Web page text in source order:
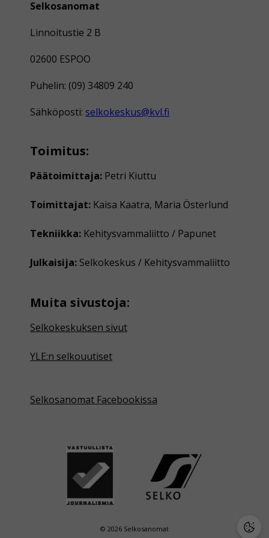
Selkosanomat
Linnoitustie 2 B
02600 ESPOO
Puhelin: (09) 34809 240
Sähköposti: selkokeskus@kvl.fi
Toimitus:
Päätoimittaja: Petri Kiuttu
Toimittajat: Kaisa Kaatra, Maria Österlund
Tekniikka: Kehitysvammaliitto / Papunet
Julkaisija: Selkokeskus / Kehitysvammaliitto
Muita sivustoja:
Selkokeskuksen sivut
YLE:n selkouutiset
Selkosanomat Facebookissa
© 2026 Selkosanomat